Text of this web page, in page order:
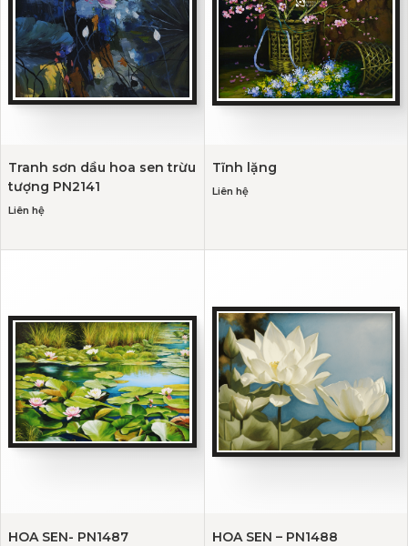
Tranh sơn dầu hoa sen trừu
tượng PN2141
Liên hệ
Tĩnh lặng
Liên hệ
HOA SEN- PN1487 HOA SEN – PN1488